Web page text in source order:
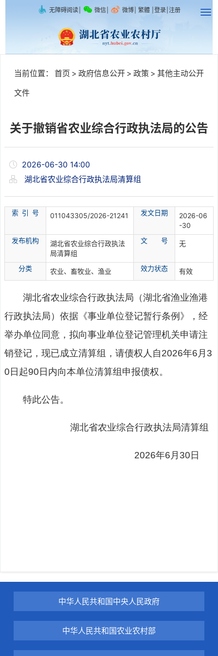
无障碍阅读 微信 微博 繁體 登录 注册
当前位置： 首页 > 政府信息公开 > 政策 > 其他主动公开
文件
关于撤销省农业综合行政执法局的公告
2026-06-30 14:00
湖北省农业综合行政执法局清算组
索 引 号 011043305/2026-21241 发文日期
2026-06
-30
发布机构
湖北省农业综合行政执法
局清算组
文 号 无
分类 农业、畜牧业、渔业 效力状态 有效
湖北省农业综合行政执法局（湖北省渔业渔港
行政执法局）依据《事业单位登记暂行条例》，经
举办单位同意，拟向事业单位登记管理机关申请注
销登记，现已成立清算组，请债权人自2026年6月3
0日起90日内向本单位清算组申报债权。
特此公告。
湖北省农业综合行政执法局清算组
2026年6月30日
中华人民共和国中央人民政府
中华人民共和国农业农村部